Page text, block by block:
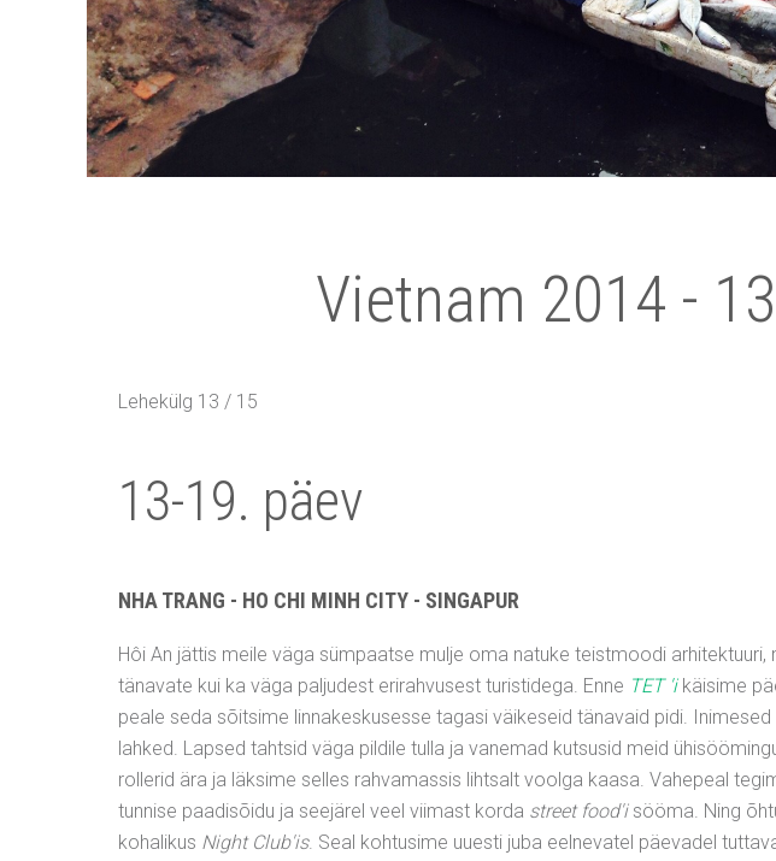
Vietnam 2014 -
Lehekülg 13 / 15
13-19. päev
NHA TRANG - HO CHI MINH CITY - SINGAPUR
Hôi An jättis meile väga sümpaatse mulje oma natuke teistmoodi arhitektuuri,
tänavate kui ka väga paljudest erirahvusest turistidega. Enne TET 'i käisime
peale seda sõitsime linnakeskusesse tagasi väikeseid tänavaid pidi.
lahked. Lapsed tahtsid väga pildile tulla ja vanemad kutsusid meid
rollerid ära ja läksime selles rahvamassis lihtsalt voolga kaasa. Vahepeal
tunnise paadisõidu ja seejärel veel viimast korda street food'i sööma. Ning
kohalikus Night Club'is. Seal kohtusime uuesti juba eelnevatel päevadel